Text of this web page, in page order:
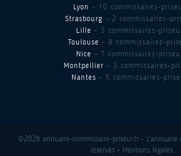
Lyon - 10 commissaires-
Strasbourg - 2 commissaires-
Lille - 3 commissaires-
Toulouse - 8 commissaires-
Nice - 7 commissaires-
Montpellier - 3 commissaires-
Nantes - 5 commissaires-
©2026 annuaire-commissaire-priseur.fr - L'annuaire
réservés - Mentions légales